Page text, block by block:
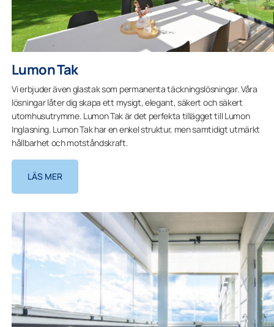
Lumon Tak
Vi erbjuder även glastak som permanenta täckningslösningar. Våra
lösningar låter dig skapa ett mysigt, elegant, säkert och säkert
utomhusutrymme. Lumon Tak är det perfekta tillägget till Lumon
Inglasning. Lumon Tak har en enkel struktur, men samtidigt utmärkt
hållbarhet och motståndskraft.
LÄS MER